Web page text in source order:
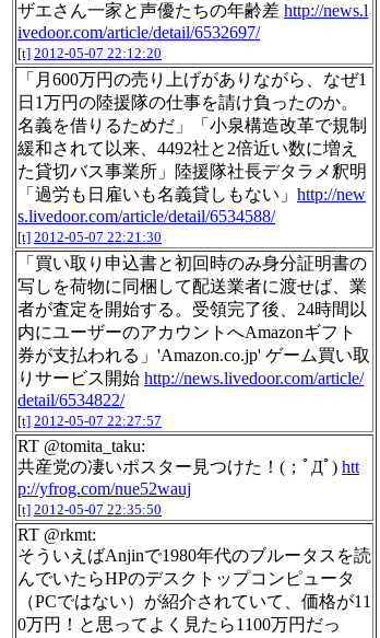
ザエさん一家と声優たちの年齢差 http://news.l
ivedoor.com/article/detail/6532697/
[t] 2012-05-07 22:12:20
「月600万円の売り上げがありながら、なぜ1
日1万円の陸援隊の仕事を請け負ったのか。
名義を借りるためだ」「小泉構造改革で規制
緩和されて以来、4492社と2倍近い数に増え
た貸切バス事業所」陸援隊社長デタラメ釈明
「過労も日雇いも名義貸しもない」 http://new
s.livedoor.com/article/detail/6534588/
[t] 2012-05-07 22:21:30
「買い取り申込書と初回時のみ身分証明書の
写しを荷物に同梱して配送業者に渡せば、業
者が査定を開始する。受領完了後、24時間以
内にユーザーのアカウントへAmazonギフト
券が支払われる」'Amazon.co.jp' ゲーム買い取
りサービス開始 http://news.livedoor.com/article/
detail/6534822/
[t] 2012-05-07 22:27:57
RT @tomita_taku:
共産党の凄いポスター見つけた！(；ﾟДﾟ) htt
p://yfrog.com/nue52wauj
[t] 2012-05-07 22:35:50
RT @rkmt:
そういえばAnjinで1980年代のブルータスを読
んでいたらHPのデスクトップコンピュータ
（PCではない）が紹介されていて、価格が11
0万円！と思ってよく見たら1100万円だっ